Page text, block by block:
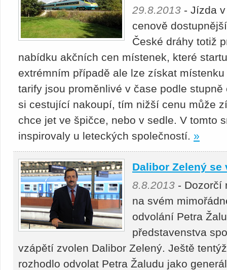
29.8.2013 - Jízda
cenově
České dráhy totiž
nabídku akčních cen místenek, které
extrémním případě ale lze získat
tarify jsou proměnlivé v čase podle
si cestující nakoupí, tím nižší cenu může
chce jet ve špičce, nebo v sedle. V tomto
inspirovaly u leteckých společností. »
Dalibor Zelený
8.8.2013 - Dozorčí
na svém
odvolání Petra
představenstva
vzápětí zvolen Dalibor Zelený. Ještě
rozhodlo odvolat Petra Žaludu jako